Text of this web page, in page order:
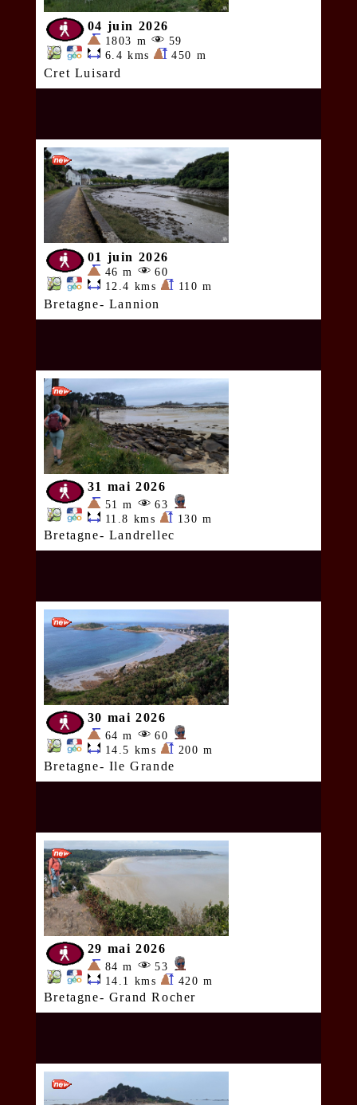
04 juin 2026
1803 m
59
6.4 kms
450 m
Cret Luisard
01 juin 2026
46 m
60
12.4 kms
110 m
Bretagne- Lannion
31 mai 2026
51 m
63
11.8 kms
130 m
Bretagne- Landrellec
30 mai 2026
64 m
60
14.5 kms
200 m
Bretagne- Ile Grande
29 mai 2026
84 m
53
14.1 kms
420 m
Bretagne- Grand Rocher